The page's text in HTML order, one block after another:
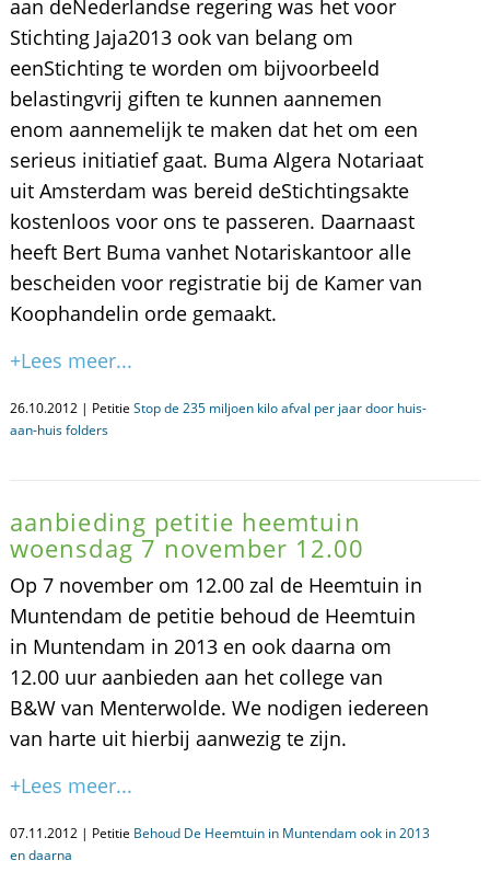
aan deNederlandse regering was het voor
Stichting Jaja2013 ook van belang om
eenStichting te worden om bijvoorbeeld
belastingvrij giften te kunnen aannemen
enom aannemelijk te maken dat het om een
serieus initiatief gaat. Buma Algera Notariaat
uit Amsterdam was bereid deStichtingsakte
kostenloos voor ons te passeren. Daarnaast
heeft Bert Buma vanhet Notariskantoor alle
bescheiden voor registratie bij de Kamer van
Koophandelin orde gemaakt.
+Lees meer...
26.10.2012 | Petitie Stop de 235 miljoen kilo afval per jaar door huis-
aan-huis folders
aanbieding petitie heemtuin
woensdag 7 november 12.00
Op 7 november om 12.00 zal de Heemtuin in
Muntendam de petitie behoud de Heemtuin
in Muntendam in 2013 en ook daarna om
12.00 uur aanbieden aan het college van
B&W van Menterwolde. We nodigen iedereen
van harte uit hierbij aanwezig te zijn.
+Lees meer...
07.11.2012 | Petitie Behoud De Heemtuin in Muntendam ook in 2013
en daarna